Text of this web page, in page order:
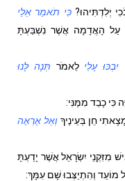
יְלִדְתִּיהוּ?כִּי תֹאמַר אֵלַי
עַל הָאֲדָמָה אֲשֶׁר נִשְׁבַּעְתָּ
יִבְכּוּ עָלַי לֵאמֹר תְּנָה לָּנוּ
כִּי כָבֵד מִמֶּנִּי:
חֵן בְּעֵינֶיךָוְאַל אֶרְאֶה
מִזִּקְנֵי יִשְׂרָאֵל אֲשֶׁר יָדַעְתָּ
מוֹעֵד וְהִתְיַצְּבוּ שָׁם עִמָּךְ: